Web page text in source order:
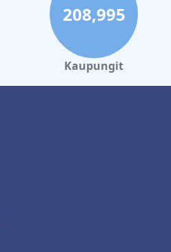
208,995
Kaupungit